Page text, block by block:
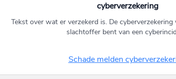
cyberverzekering
Tekst over wat er verzekerd is. De
slachtoffer bent van een
Schade melden